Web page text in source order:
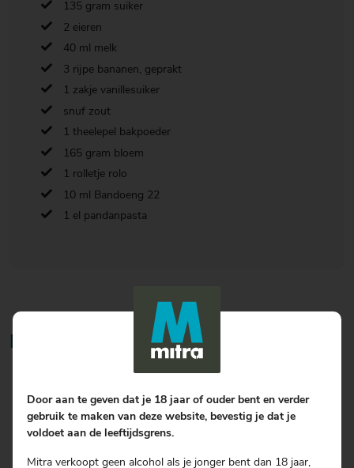
135 gram suiker
2 eieren
40 ml melk
3 rijpe bananen, geprakt
1 zakje vanillesuiker
snuf zout
1 theelepel bakpoeder
165 gram bloem
1 rolletje rolo
10 ml Bandoeng 22
1 el pandanpasta
Bereiding
Voeg de eieren en melk toe en klop egaal.
Doe 2 bananen, vanillesuiker, zout en bakpoeder erbij en klop
egaal.
een mooi klontvrij beslag.
Door aan te geven dat je 18 jaar of ouder bent en verder
gebruik te maken van deze website, bevestig je dat je
voldoet aan de leeftijdsgrens.
Mitra verkoopt geen alcohol als je jonger bent dan 18 jaar,